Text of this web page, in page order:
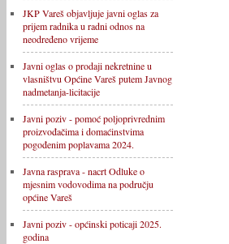
JKP Vareš objavljuje javni oglas za
prijem radnika u radni odnos na
neodređeno vrijeme
Javni oglas o prodaji nekretnine u
vlasništvu Općine Vareš putem Javnog
nadmetanja-licitacije
Javni poziv - pomoć poljoprivrednim
proizvođačima i domaćinstvima
pogođenim poplavama 2024.
Javna rasprava - nacrt Odluke o
mjesnim vodovodima na području
općine Vareš
Javni poziv - općinski poticaji 2025.
godina